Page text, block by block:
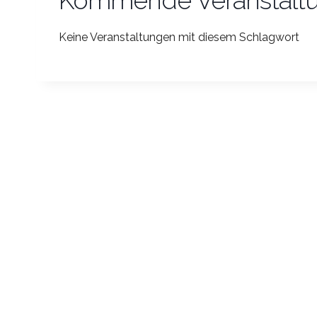
Keine Veranstaltungen mit diesem Schlagwort